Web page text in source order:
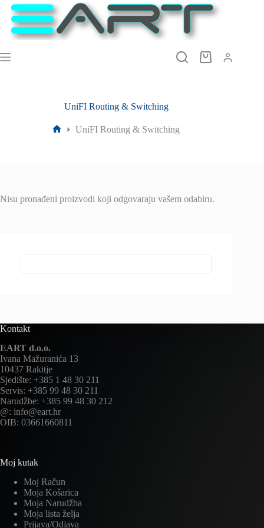
Preskoči
sadržaj
Košarica
UniFI Routing & Switching
UniFI Routing & Switching
Nisu pronađeni proizvodi koji odgovaraju vašem odabiru.
Kontakt
EART d.o.o.
Ivana Mažuranića 13
10437 Rakitje
Sjedište: +385 1 48 30 211
Servis: +385 99 48 30 211
Narudžbe: +385 99 48 30 212
@: info@eart.hr
OIB: 03661660811
Moj kutak
Moj Račun
Moja Košarica
Moja Narudžba
Moja lista želja
Prijava/Odjava